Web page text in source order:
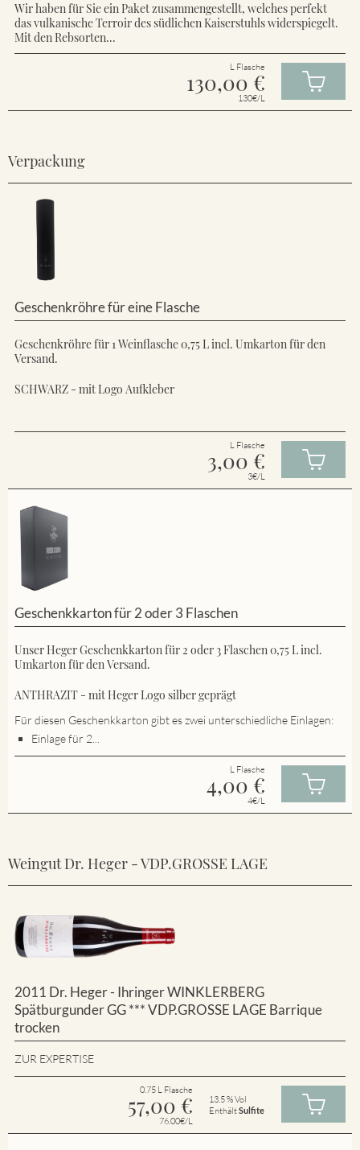
Wir haben für Sie ein Paket zusammengestellt, welches perfekt
das vulkanische Terroir des südlichen Kaiserstuhls widerspiegelt.
Mit den Rebsorten...
L Flasche
130,00 €
130€/L
Verpackung
Geschenkröhre für eine Flasche
Geschenkröhre für 1 Weinflasche 0,75 L incl. Umkarton für den
Versand.
SCHWARZ - mit Logo Aufkleber
L Flasche
3,00 €
3€/L
Geschenkkarton für 2 oder 3 Flaschen
Unser Heger Geschenkkarton für 2 oder 3 Flaschen 0,75 L incl.
Umkarton für den Versand.
ANTHRAZIT - mit Heger Logo silber geprägt
Für diesen Geschenkkarton gibt es zwei unterschiedliche Einlagen:
Einlage für 2...
L Flasche
4,00 €
4€/L
Weingut Dr. Heger - VDP.GROSSE LAGE
2011 Dr. Heger - Ihringer WINKLERBERG
Spätburgunder GG *** VDP.GROSSE LAGE Barrique
trocken
ZUR EXPERTISE
0.75 L Flasche
57,00 €
76.00€/L
13.5 % Vol
EnthältSulfite